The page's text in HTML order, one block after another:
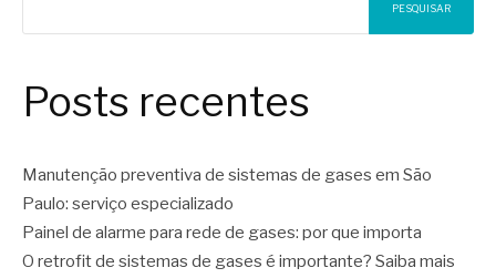
PESQUISAR
Posts recentes
Manutenção preventiva de sistemas de gases em São
Paulo: serviço especializado
Painel de alarme para rede de gases: por que importa
O retrofit de sistemas de gases é importante? Saiba mais